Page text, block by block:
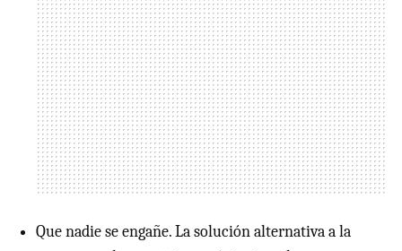
Que nadie se engañe. La solución alternativa a la